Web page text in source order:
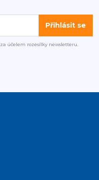
Přihlásit se
za účelem rozesílky newsletteru.